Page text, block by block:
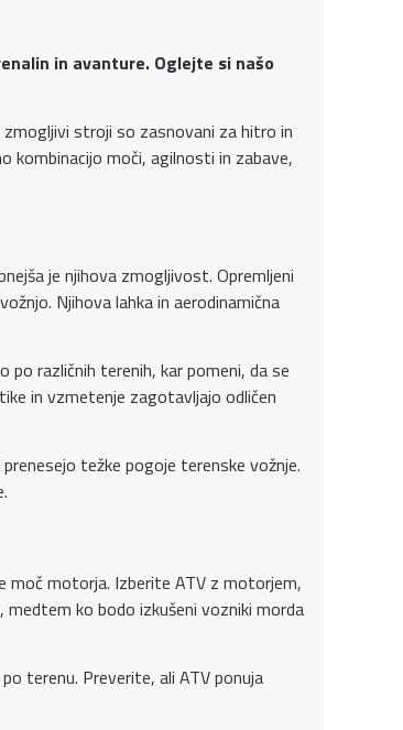
in avanture. Oglejte si našo
stroji so zasnovani za hitro in
kombinacijo moči, agilnosti in zabave,
je njihova zmogljivost. Opremljeni
Njihova lahka in aerodinamična
različnih terenih, kar pomeni, da se
in vzmetenje zagotavljajo odličen
težke pogoje terenske vožnje.
moč motorja. Izberite ATV z motorjem,
ko bodo izkušeni vozniki morda
terenu. Preverite, ali ATV ponuja